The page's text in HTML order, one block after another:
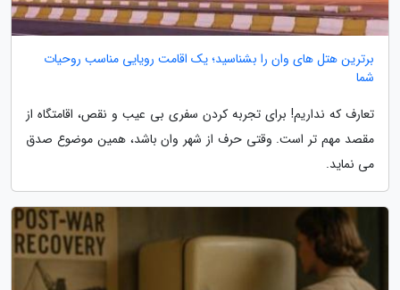
برترین هتل های وان را بشناسید؛ یک اقامت رویایی مناسب روحیات
شما
تعارف که نداریم! برای تجربه کردن سفری بی عیب و نقص، اقامتگاه از
مقصد مهم تر است. وقتی حرف از شهر وان باشد، همین موضوع صدق
می نماید.